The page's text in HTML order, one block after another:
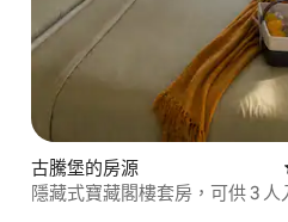
古騰堡的房源
隱藏式寶藏閣樓套房，可供 3 人